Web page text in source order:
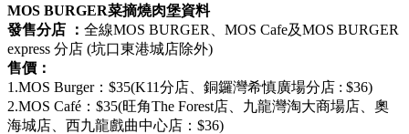
MOS BURGER菜摘燒肉堡資料
發售分店 ： 全線MOS BURGER、MOS Cafe及MOS BURGER
express 分店 (坑口東港城店除外)
售價：
1.MOS Burger：$35(K11分店、銅鑼灣希慎廣場分店 : $36)
2.MOS Café：$35(旺角The Forest店、九龍灣淘大商場店、奧
海城店、西九龍戲曲中心店：$36)